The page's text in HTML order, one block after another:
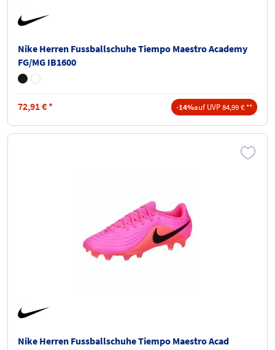
Nike Herren Fussballschuhe Tiempo Maestro Academy
FG/MG IB1600
72,91€ * -14%auf UVP 84,99 € **
Nike Herren Fussballschuhe Tiempo Maestro Acad